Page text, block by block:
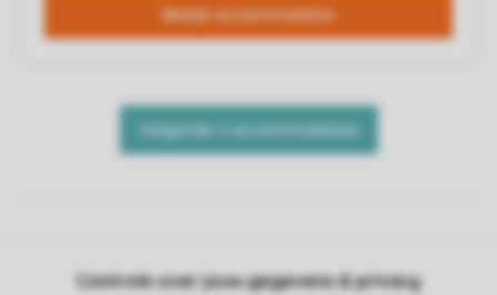
Controle over jouw gegevens & privacy